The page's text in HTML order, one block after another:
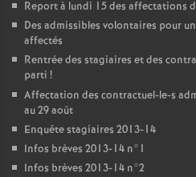
Report à lundi 15 des affectations
Des admissibles volontaires pour
affectés
Rentrée des stagiaires et des
parti !
Affectation des contractuel-le-s
au 29 août
Enquête stagiaires 2013-14
Infos brèves 2013-14 n°1
Infos brèves 2013-14 n°2